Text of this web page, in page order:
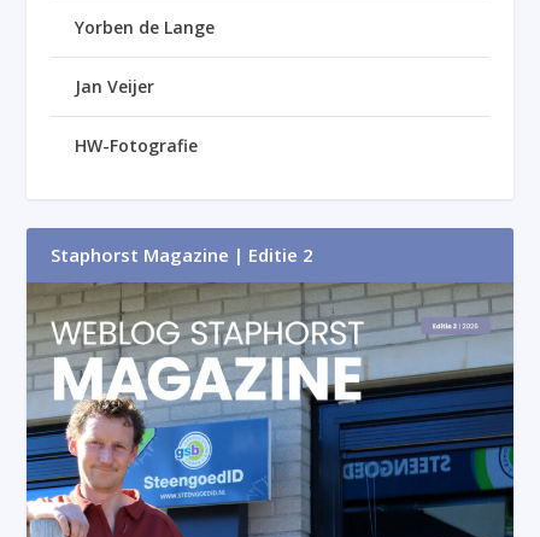
Yorben de Lange
Jan Veijer
HW-Fotografie
Staphorst Magazine | Editie 2